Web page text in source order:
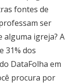
fontes de
ser
alguma igreja? A
31% dos
DataFolha em
procura por